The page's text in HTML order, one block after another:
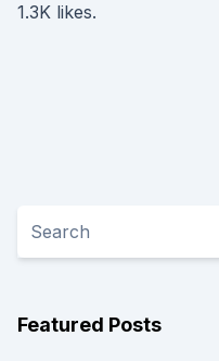
1.3K likes.
Featured Posts